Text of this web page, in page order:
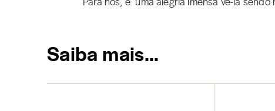
Saiba mais…